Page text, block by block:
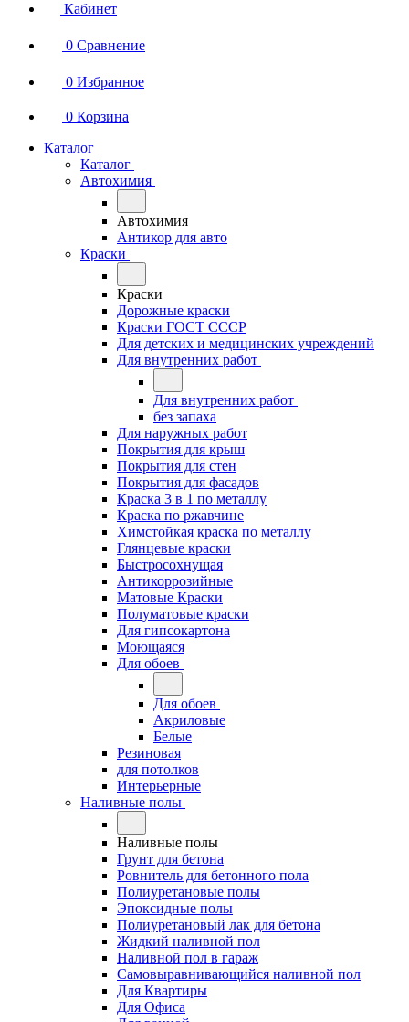
Кабинет
0 Сравнение
0 Избранное
0 Корзина
Каталог
Каталог
Автохимия
Автохимия
Антикор для авто
Краски
Краски
Дорожные краски
Краски ГОСТ СССР
Для детских и медицинских учреждений
Для внутренних работ
Для внутренних работ
без запаха
Для наружных работ
Покрытия для крыш
Покрытия для стен
Покрытия для фасадов
Краска 3 в 1 по металлу
Краска по ржавчине
Химстойкая краска по металлу
Глянцевые краски
Быстросохнущая
Антикоррозийные
Матовые Краски
Полуматовые краски
Для гипсокартона
Моющаяся
Для обоев
Для обоев
Акриловые
Белые
Резиновая
для потолков
Интерьерные
Наливные полы
Наливные полы
Грунт для бетона
Ровнитель для бетонного пола
Полиуретановые полы
Эпоксидные полы
Полиуретановый лак для бетона
Жидкий наливной пол
Наливной пол в гараж
Самовыравнивающийся наливной пол
Для Квартиры
Для Офиса